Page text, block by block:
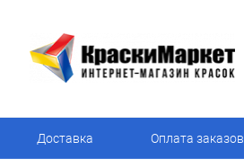
Доставка Оплата заказов